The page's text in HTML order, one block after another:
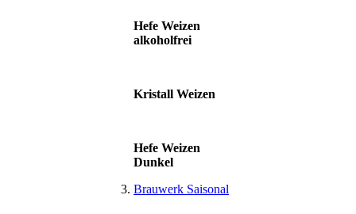
Hefe Weizen
alkoholfrei
Kristall Weizen
Hefe Weizen
Dunkel
Brauwerk Saisonal